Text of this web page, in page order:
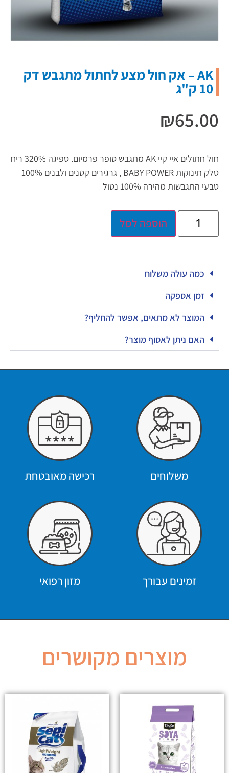
AK – אק חול מצע לחתול מתגבש דק
10 ק"ג
₪65.00
חול חתולים איי קיי AK מתגבש סופר פרמיום. ספיגה 320% ריח
טלק תינוקות BABY POWER , גרגירים קטנים ולבנים 100%
טבעי התגבשות מהירה 100% נטול
הוספה לסל
כמה עולה משלוח
זמן אספקה
המוצר לא מתאים, אפשר להחליף?
האם ניתן לאסוף מוצר?
משלוחים רכישה מאובטחת
זמינים עבורך מזון רפואי
מוצרים מקושרים